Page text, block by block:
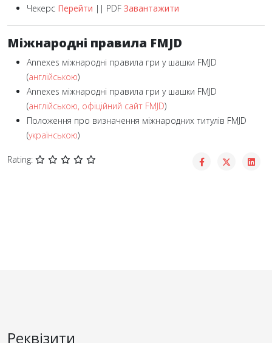
Чекерс Перейти || PDF Завантажити
Міжнародні правила FMJD
Annexes міжнародні правила гри у шашки FMJD
(англійською)
Annexes міжнародні правила гри у шашки FMJD
(англійською, офіційний сайт FMJD)
Положення про визначення міжнародних титулів FMJD
(українською)
Rating:
Реквізити